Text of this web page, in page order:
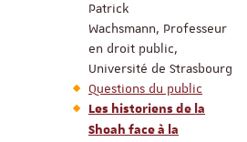
Patrick
Wachsmann, Professeur
en droit public,
Université de Strasbourg
Questions du public
Les historiens de la
Shoah face à la